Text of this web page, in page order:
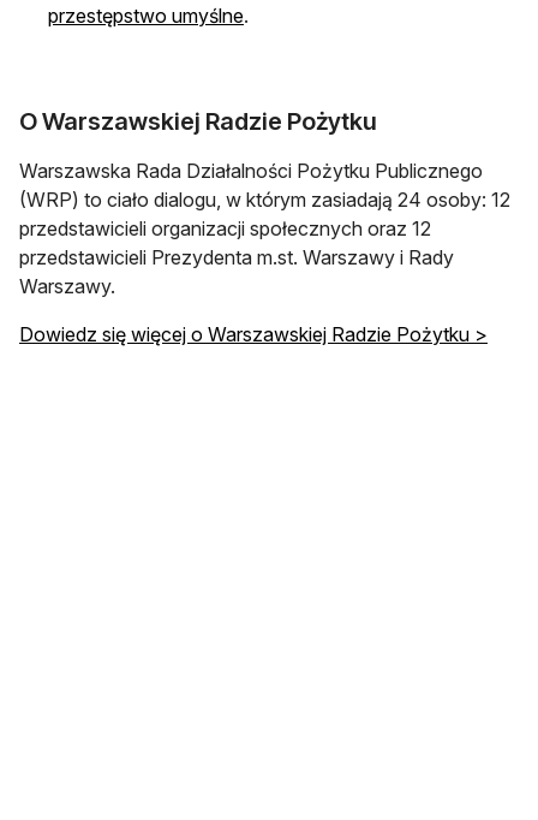
przestępstwo umyślneotwiera się w nowej karcie
.
O Warszawskiej Radzie Pożytku
Warszawska Rada Działalności Pożytku Publicznego
(WRP) to ciało dialogu, w którym zasiadają 24 osoby: 12
przedstawicieli organizacji społecznych oraz 12
przedstawicieli Prezydenta m.st. Warszawy i Rady
Warszawy.
Dowiedz się więcej o Warszawskiej Radzie Pożytku >